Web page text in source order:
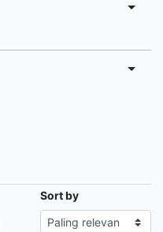
Sort by